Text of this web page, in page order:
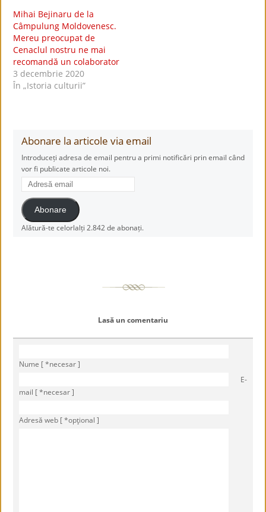
Mihai Bejinaru de la
Câmpulung Moldovenesc.
Mereu preocupat de
Cenaclul nostru ne mai
recomandă un colaborator
3 decembrie 2020
În „Istoria culturii”
Abonare la articole via email
Introduceți adresa de email pentru a primi notificări prin email când
vor fi publicate articole noi.
Adresă
email
Abonare
Alătură-te celorlalți 2.842 de abonați.
Lasă un comentariu
Nume [ *necesar ]
E-
mail [ *necesar ]
Adresă web [ *opţional ]